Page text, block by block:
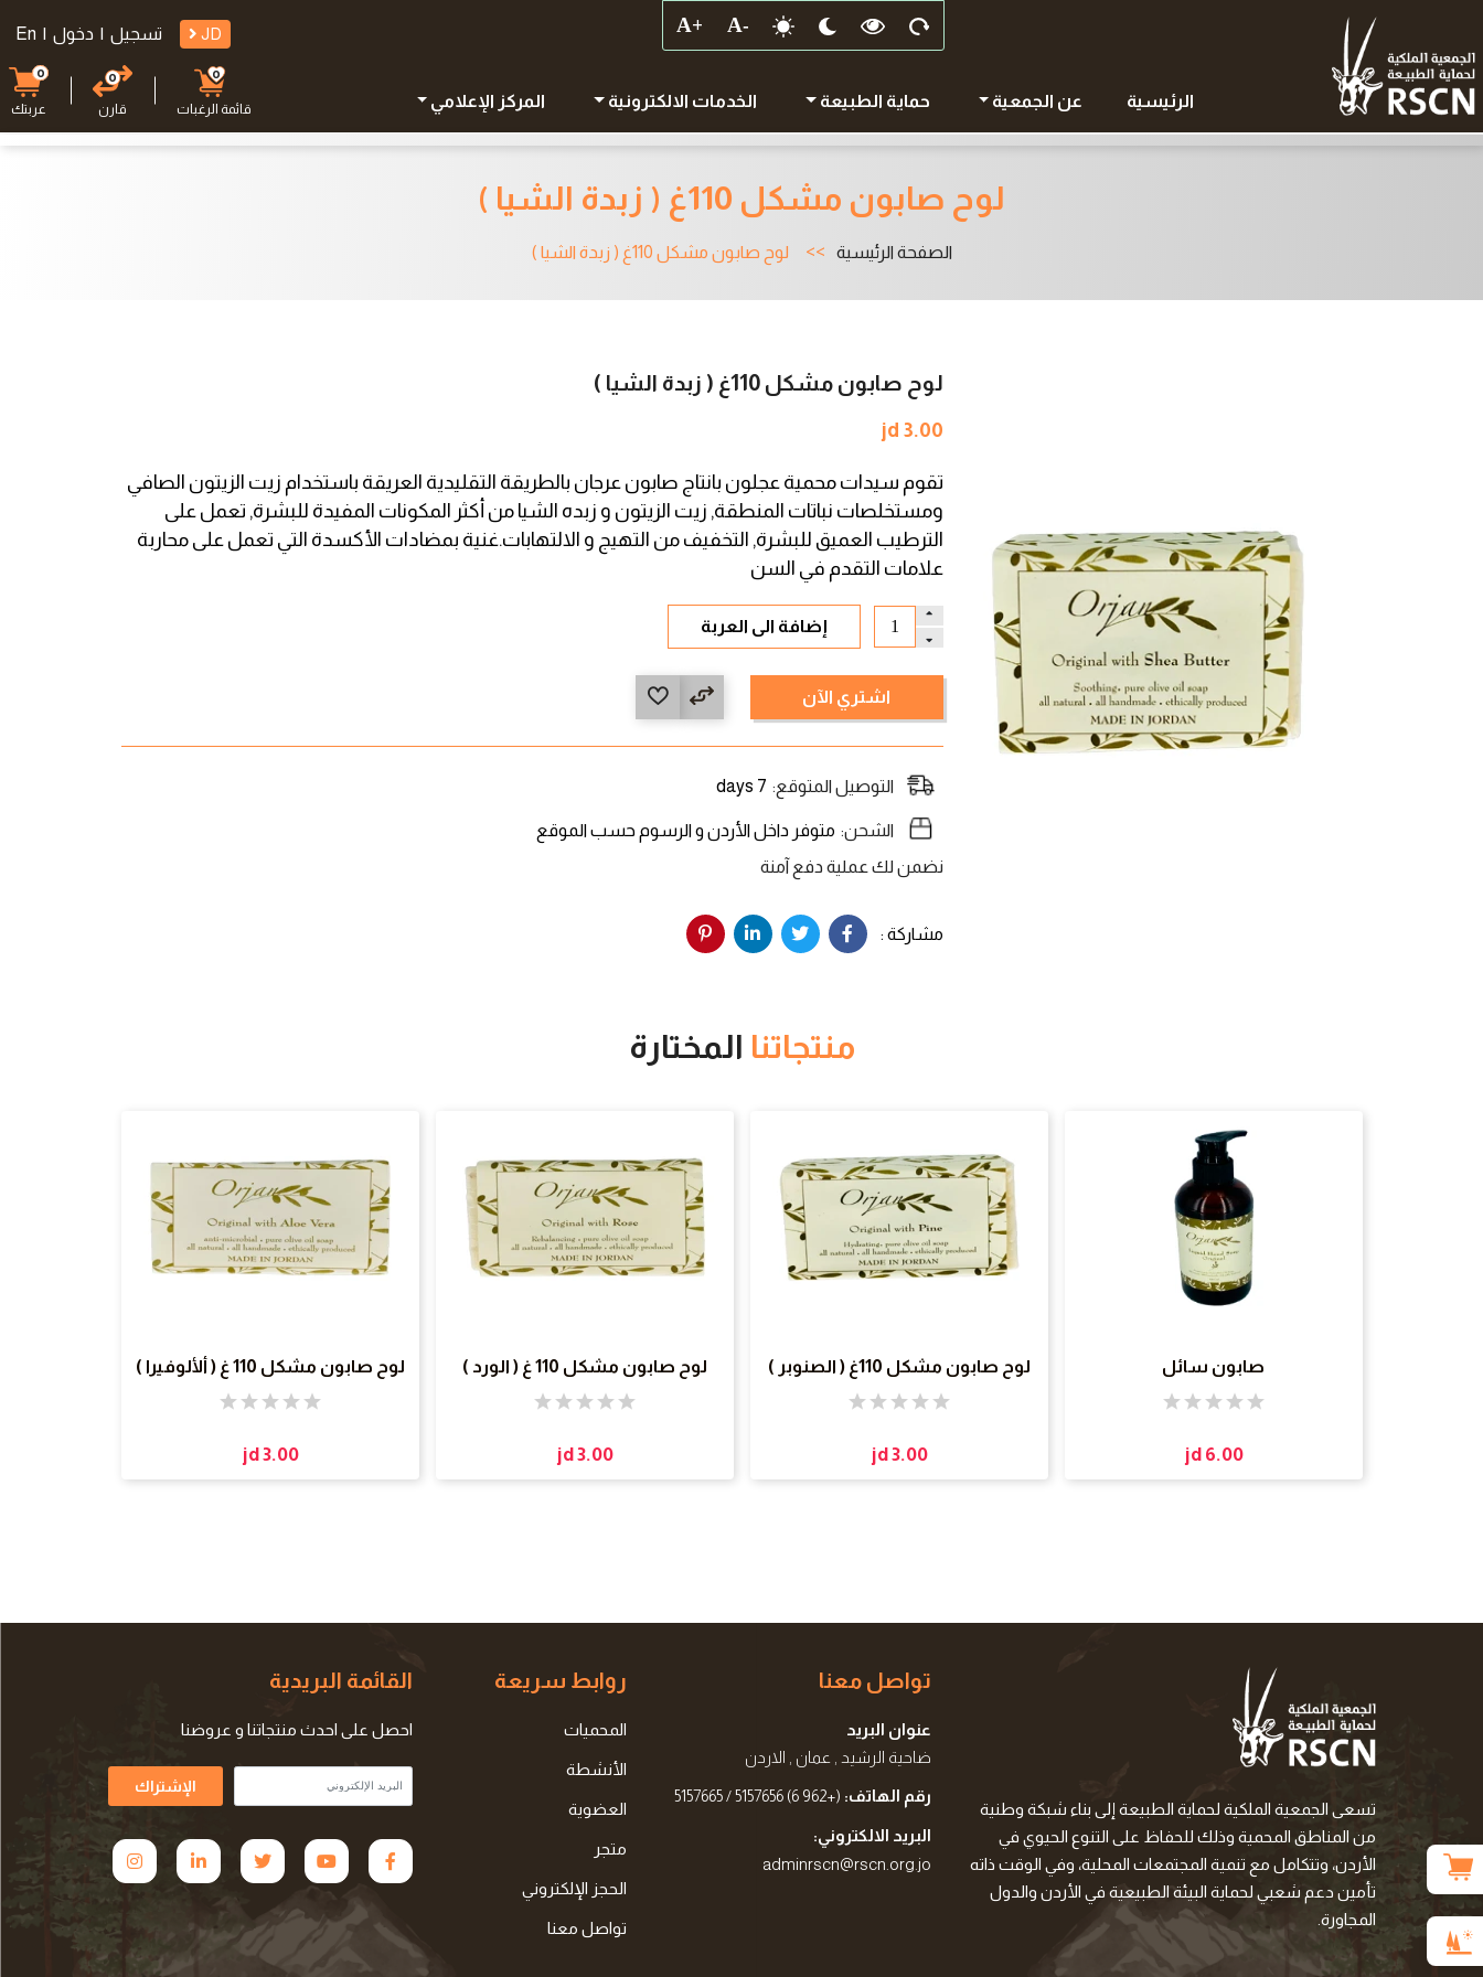
الرئيسية عن الجمعية حماية الطبيعة الخدمات الالكترونية المركز الإعلامي
JD تسجيل | دخول |
En
0
قائمة الرغبات
0
قارن
0
عربتك
لوح صابون مشكل 110غ ( زبدة الشيا )
الصفحة الرئيسية لوح صابون مشكل 110غ ( زبدة الشيا )
لوح صابون مشكل 110غ ( زبدة الشيا )
jd 3.00
تقوم سيدات محمية عجلون بانتاج صابون عرجان بالطريقة التقليدية العريقة باستخدام زيت الزيتون الصافي
ومستخلصات نباتات المنطقة, زيت الزيتون و زبده الشيا من أكثر المكونات المفيدة للبشرة, تعمل على
الترطيب العميق للبشرة, التخفيف من التهيج و الالتهابات.غنية بمضادات الأكسدة التي تعمل على محاربة
علامات التقدم في السن
إضافة الى العربة
اشتري الآن
التوصيل المتوقع: 7 days
الشحن: متوفر داخل الأردن و الرسوم حسب الموقع
نضمن لك عملية دفع آمنة
مشاركة :
منتجاتنا المختارة
صابون سائل
jd 6.00
لوح صابون مشكل 110غ ( الصنوبر )
jd 3.00
لوح صابون مشكل 110 غ ( الورد )
jd 3.00
لوح صابون مشكل 110 غ ( ألألوفيرا )
jd 3.00
تسعى الجمعية الملكية لحماية الطبيعة إلى بناء شبكة وطنية
من المناطق المحمية وذلك للحفاظ على التنوع الحيوي في
الأردن، وتتكامل مع تنمية المجتمعات المحلية، وفي الوقت ذاته
تأمين دعم شعبي لحماية البيئة الطبيعية في الأردن والدول
المجاورة.
تواصل معنا
عنوان البريد
ضاحية الرشيد , عمان , الاردن
رقم الهاتف: (+962 6) 5157656 / 5157665
البريد الالكتروني:
adminrscn@rscn.org.jo
روابط سريعة
المحميات
الأنشطة
العضوية
متجر
الحجز الإلكتروني
تواصل معنا
القائمة البريدية
احصل على احدث منتجاتنا و عروضنا
الإشتراك